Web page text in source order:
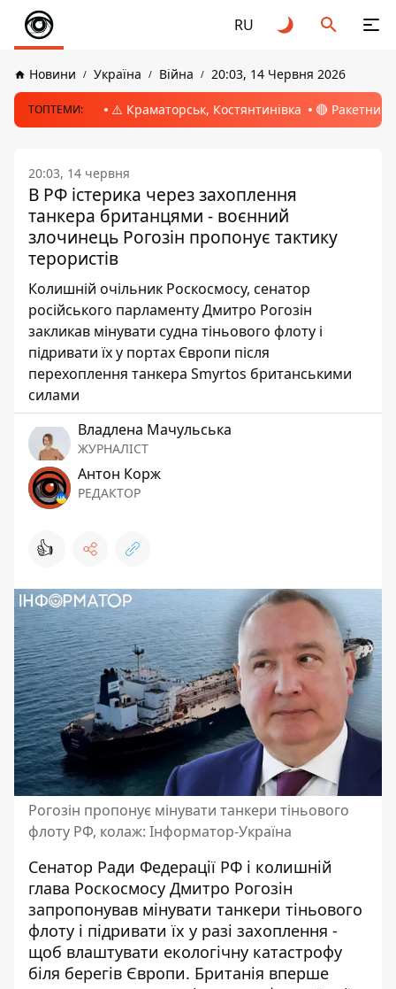
RU
Новини Україна Війна 20:03, 14 Червня 2026
ТОПТЕМИ: ⚠️ Краматорськ, Костянтинівка 🔴 Ракетний
20:03, 14 червня
В РФ істерика через захоплення
танкера британцями - воєнний
злочинець Рогозін пропонує тактику
терористів
Колишній очільник Роскосмосу, сенатор
російського парламенту Дмитро Рогозін
закликав мінувати судна тіньового флоту і
підривати їх у портах Європи після
перехоплення танкера Smyrtos британськими
силами
Владлена Мачульська
ЖУРНАЛІСТ
Антон Корж
РЕДАКТОР
👍
Рогозін пропонує мінувати танкери тіньового
флоту РФ, колаж: Інформатор-Україна
Сенатор Ради Федерації РФ і колишній
глава Роскосмосу Дмитро Рогозін
запропонував мінувати танкери тіньового
флоту і підривати їх у разі захоплення -
щоб влаштувати екологічну катастрофу
біля берегів Європи. Британія вперше